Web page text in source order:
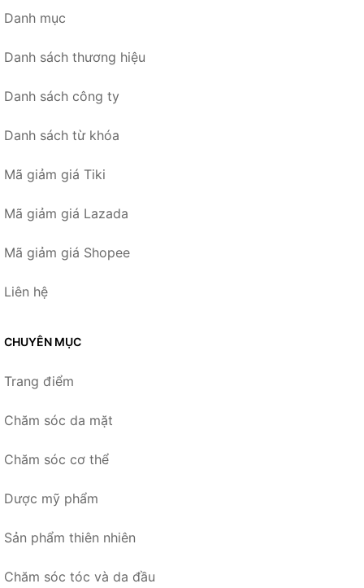
Danh mục
Danh sách thương hiệu
Danh sách công ty
Danh sách từ khóa
Mã giảm giá Tiki
Mã giảm giá Lazada
Mã giảm giá Shopee
Liên hệ
CHUYÊN MỤC
Trang điểm
Chăm sóc da mặt
Chăm sóc cơ thể
Dược mỹ phẩm
Sản phẩm thiên nhiên
Chăm sóc tóc và da đầu